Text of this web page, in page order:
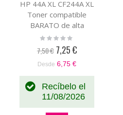
HP 44A XL CF244A XL
Toner compatible
BARATO de alta
capacidad (2K)
Rating:
7,50 € Precio
7,25 €
Desde 6,75 €
Recíbelo el
11/08/2026